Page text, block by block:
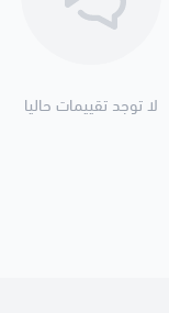
لا توجد تقييمات حاليا